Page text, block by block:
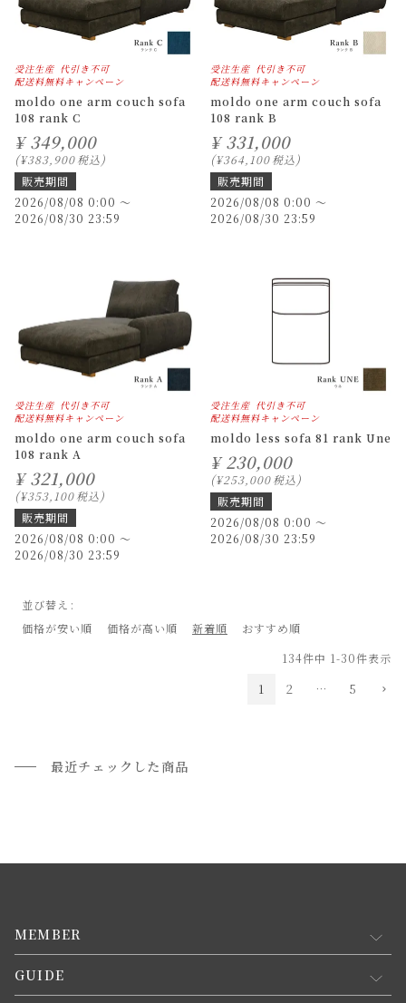
受注生産 代引き不可
配送料無料キャンペーン
moldo one arm couch sofa
108 rank C
¥ 349,000
¥383,900税込
販売期間
2026/08/08 0:00 〜
2026/08/30 23:59
受注生産 代引き不可
配送料無料キャンペーン
moldo one arm couch sofa
108 rank B
¥ 331,000
¥364,100税込
販売期間
2026/08/08 0:00 〜
2026/08/30 23:59
受注生産 代引き不可
配送料無料キャンペーン
moldo one arm couch sofa
108 rank A
¥ 321,000
¥353,100税込
販売期間
2026/08/08 0:00 〜
2026/08/30 23:59
受注生産 代引き不可
配送料無料キャンペーン
moldo less sofa 81 rank Une
¥ 230,000
¥253,000税込
販売期間
2026/08/08 0:00 〜
2026/08/30 23:59
並び替え
価格が安い順
価格が高い順 新着順
おすすめ順
134件中 1-30件表示
1 2 … 5
最近チェックした商品
MEMBER
マイページ
GUIDE